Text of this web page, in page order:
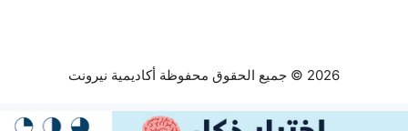
2026 © جميع الحقوق محفوظة أكاديمية نيرونت